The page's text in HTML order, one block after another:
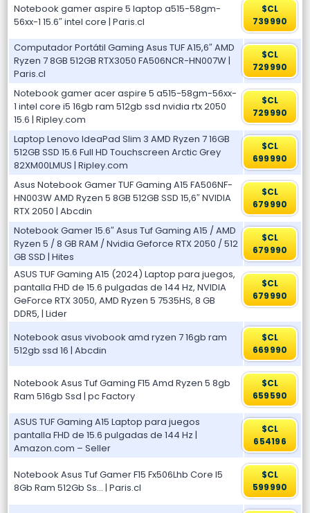
Notebook gamer aspire 5 laptop a515-58gm-
56xx-1 15.6″ intel core | Paris.cl
$CL
739990
Computador Portátil Gaming Asus TUF A15,6″ AMD
Ryzen 7 8GB 512GB RTX3050 FA506NCR-HN007W |
Paris.cl
$CL
729990
Notebook gamer acer aspire 5 a515-58gm-56xx-
1 intel core i5 16gb ram 512gb ssd nvidia rtx 2050
15.6 | Ripley.com
$CL
729990
Laptop Lenovo IdeaPad Slim 3 AMD Ryzen 7 16GB
512GB SSD 15.6 Full HD Touchscreen Arctic Grey
82XM00LMUS | Ripley.com
$CL
699990
Asus Notebook Gamer TUF Gaming A15 FA506NF-
HN003W AMD Ryzen 5 8GB 512GB SSD 15,6″ NVIDIA
RTX 2050 | Abcdin
$CL
679990
Notebook Gamer 15.6″ Asus Tuf Gaming A15 / AMD
Ryzen 5 / 8 GB RAM / Nvidia Geforce RTX 2050 / 512
GB SSD | Hites
$CL
679990
ASUS TUF Gaming A15 (2024) Laptop para juegos,
pantalla FHD de 15.6 pulgadas de 144 Hz, NVIDIA
GeForce RTX 3050, AMD Ryzen 5 7535HS, 8 GB
DDR5, | Lider
$CL
679990
Notebook asus vivobook amd ryzen 7 16gb ram
512gb ssd 16 | Abcdin
$CL
669990
Notebook Asus Tuf Gaming F15 Amd Ryzen 5 8gb
Ram 516gb Ssd | pc Factory
$CL
659590
ASUS TUF Gaming A15 Laptop para juegos
pantalla FHD de 15.6 pulgadas de 144 Hz |
Amazon.com – Seller
$CL
654196
Notebook Asus Tuf Gamer F15 Fx506Lhb Core I5
8Gb Ram 512Gb Ss… | Paris.cl
$CL
599990